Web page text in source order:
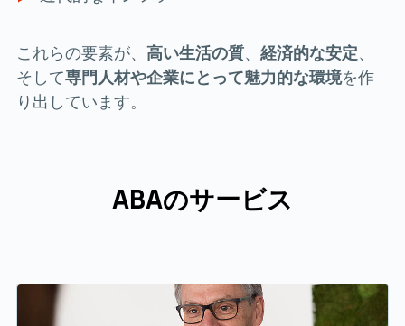
これらの要素が、 高い生活の質、 経済的な安定、
そして専門人材や企業にとって魅力的な環境を作
り出しています。
ABAのサービス